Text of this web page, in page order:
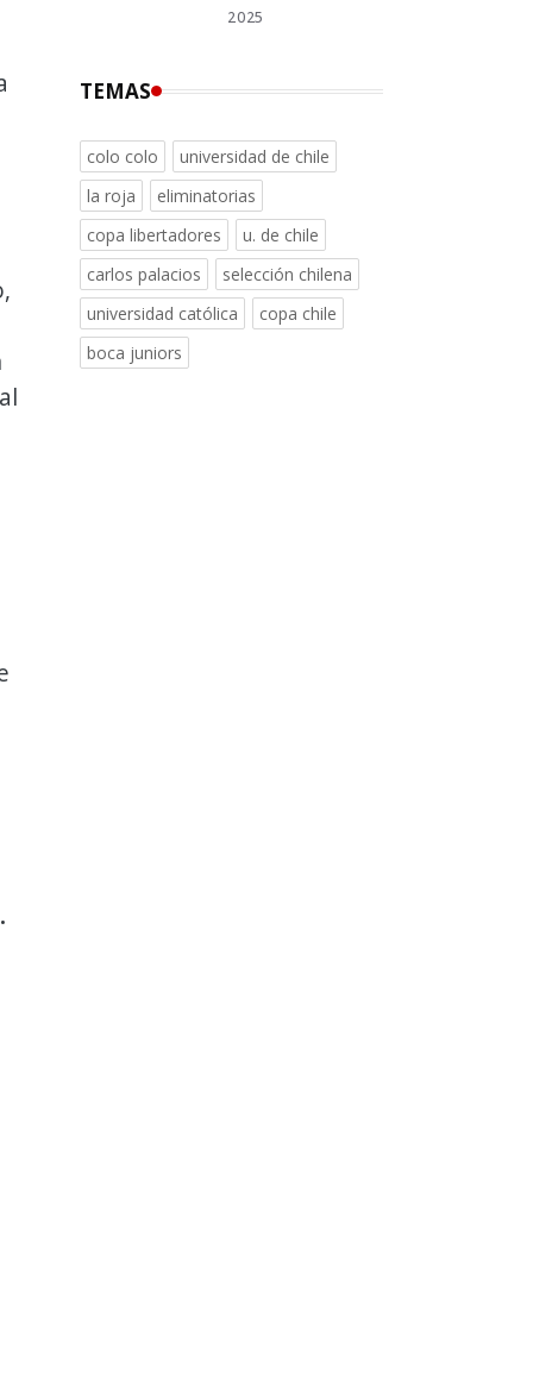
2025
TEMAS
colo colo
universidad de chile
la roja
eliminatorias
copa libertadores
u. de chile
carlos palacios
selección chilena
universidad católica
copa chile
boca juniors